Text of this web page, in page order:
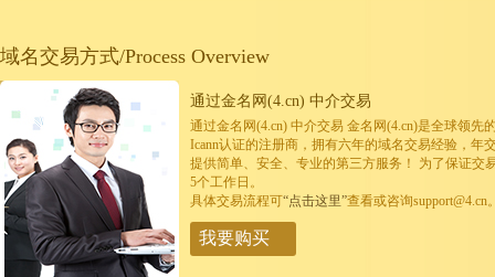
域名交易方式/Process Overview
通过金名网(4.cn) 中介交易
通过金名网(4.cn) 中介交易 金名网(4.cn)是全球领先
Icann认证的注册商，拥有六年的域名交易经验，年
提供简单、安全、专业的第三方服务！ 为了保证交
5个工作日。
具体交易流程可“点击这里”查看或咨询support@4.cn
我要购买